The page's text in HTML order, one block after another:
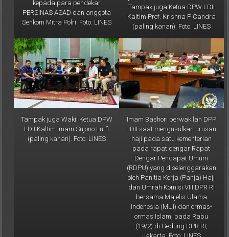
PERSINAS ASAD dan anggota
Senkom Mitra Polri. Foto: LINES
Kaltim Prof. Krishna P Candra
(paling kanan). Foto: LINES
Tampak juga Wakil Ketua DPW
LDII Kaltim Imam Sujono Lutfi
(paling kanan). Foto: LINES
Imam Bashori perwakilan DPP
LDII saat mengusulkan urusan
haji pada satu kementerian
pada rapat dengar Rapat
Dengar Pendapat Umum
(RDPU) yang diselenggarakan
oleh Panitia Kerja (Panja) Haji
dan Umrah Komisi VIII DPR RI
bersama Majelis Ulama
Indonesia (MUI) dan ormas-
ormas Islam, pada Rabu
(19/2) di Gedung DPR RI,
Jakarta. Foto: LINES